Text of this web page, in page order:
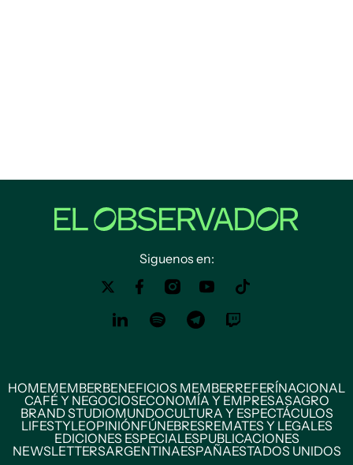
Siguenos en:
HOMEMEMBERBENEFICIOS MEMBERREFERÍNACIONAL
CAFÉ Y NEGOCIOSECONOMÍA Y EMPRESASAGRO
BRAND STUDIOMUNDOCULTURA Y ESPECTÁCULOS
LIFESTYLEOPINIÓNFÚNEBRESREMATES Y LEGALES
EDICIONES ESPECIALESPUBLICACIONES
NEWSLETTERSARGENTINAESPAÑAESTADOS UNIDOS